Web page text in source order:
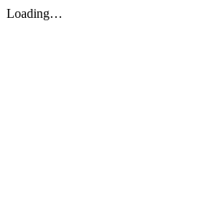
Loading…